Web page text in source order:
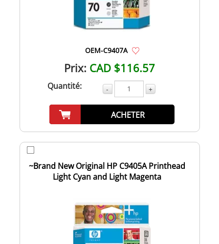
OEM-C9407A
Prix: CAD $116.57
Quantité: - +
ACHETER
~Brand New Original HP C9405A Printhead
Light Cyan and Light Magenta